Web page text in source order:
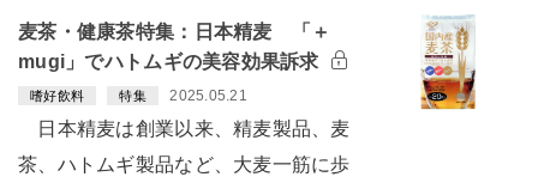
麦茶・健康茶特集：日本精麦 「＋
mugi」でハトムギの美容効果訴求
嗜好飲料 特集 2025.05.21
日本精麦は創業以来、精麦製品、麦
茶、ハトムギ製品など、大麦一筋に歩